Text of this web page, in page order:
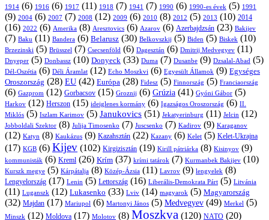
1914 (6) 1916 (6) 1917 (11) 1918 (7) 1941 (7) 1990 (6) 1990-es évek (5) 1991
(9) 2004 (6) 2007 (7) 2008 (12) 2009 (6) 2010 (8) 2012 (5) 2013 (10) 2014
(16) 2022 (6) Amerika (8) Aresztovics (6) Azarov (6) Azerbajdzsán (23) Bakijev
(7) Baku (11) Bandera (6) Belarusz (30) Belkovszkij (5) Biden (5) Biskek (10)
Brzezinski (5) Brüsszel (7) Csecsenföld (6) Dagesztán (6) Dmitrij Medvegyev (11)
Dnyeper (5) Donbassz (10) Donyeck (33) Duma (7) Dusanbe (9) Dzsalal-Abad (5)
Dél-Oszétia (6) Déli Áramlat (12) Echo Moszkvi (6) Egyesült Államok (9) Egységes
Oroszország (28) EU (42) Európa (28) Fidesz (5) Finnország (5) Franciaország
(6) Gazprom (12) Gorbacsov (15) Groznij (6) Grúzia (41) Gyóni Gábor (5)
Harkov (12) Herszon (15) ideiglenes kormány (6) Igazságos Oroszország (6) II.
Miklós (5) Iszlam Karimov (5) Janukovics (51) Jekatyerinburg (11) Jelcin (12)
Jobboldali Szektor (8) Julija Timosenko (7) Juscsenko (7) Kadirov (9) Karaganov
(12) Katyn (8) Kaukázus (9) Kazahsztán (22) Kazany (6) Kelet (5) Kelet-Ukrajna
(17) KGB (6) Kijev (102) Kirgizisztán (19) Kirill pátriárka (8) Kisinyov (9)
kommunisták (6) Kreml (26) Krím (37) krími tatárok (7) Kurmanbek Bakijev (10)
Kurszk megye (5) Kárpátalja (8) Közép-Ázsia (11) Lavrov (9) lengyelek (8)
Lengyelország (17) Lenin (5) Lettország (16) Liberális-Demokrata Párt (5) Litvánia
(11) Luganszk (12) Lukasenko (33) Lviv (14) magyarok (5) Magyarország
(32) Majdan (17) Mariupol (6) Martonyi János (5) Medvegyev (49) Merkel (5)
Minszk (12) Moldova (17) Molotov (8) Moszkva (120) NATO (20)